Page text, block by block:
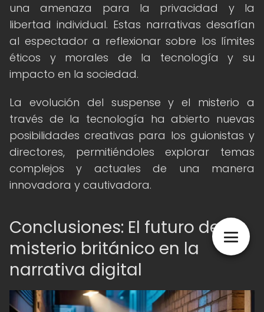
una amenaza para la privacidad y la
libertad individual. Estas narrativas desafían
al espectador a reflexionar sobre los límites
éticos y morales de la tecnología y su
impacto en la sociedad.
La evolución del suspense y el misterio a
través de la tecnología ha abierto nuevas
posibilidades creativas para los guionistas y
directores, permitiéndoles explorar temas
complejos y actuales de una manera
innovadora y cautivadora.
Conclusiones: El futuro del
misterio británico en la
narrativa digital